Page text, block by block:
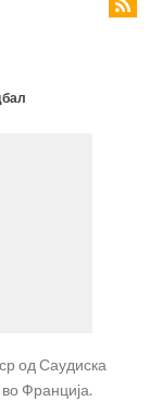
не планира да ги
– му се заканува
и Алкараз се
од Саудиска
Франција.